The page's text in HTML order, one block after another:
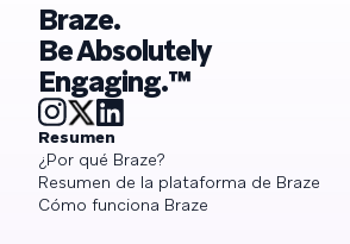
Braze.
Be Absolutely
Engaging.™
Resumen
¿Por qué Braze?
Resumen de la plataforma de Braze
Cómo funciona Braze